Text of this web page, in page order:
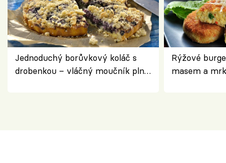
Jednoduchý borůvkový koláč s
drobenkou – vláčný moučník plný
Rýžové
masem a